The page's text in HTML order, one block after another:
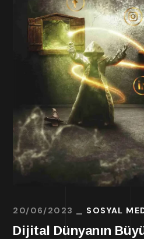
20/06/2023 SOSYAL
Dijital Dünyanın